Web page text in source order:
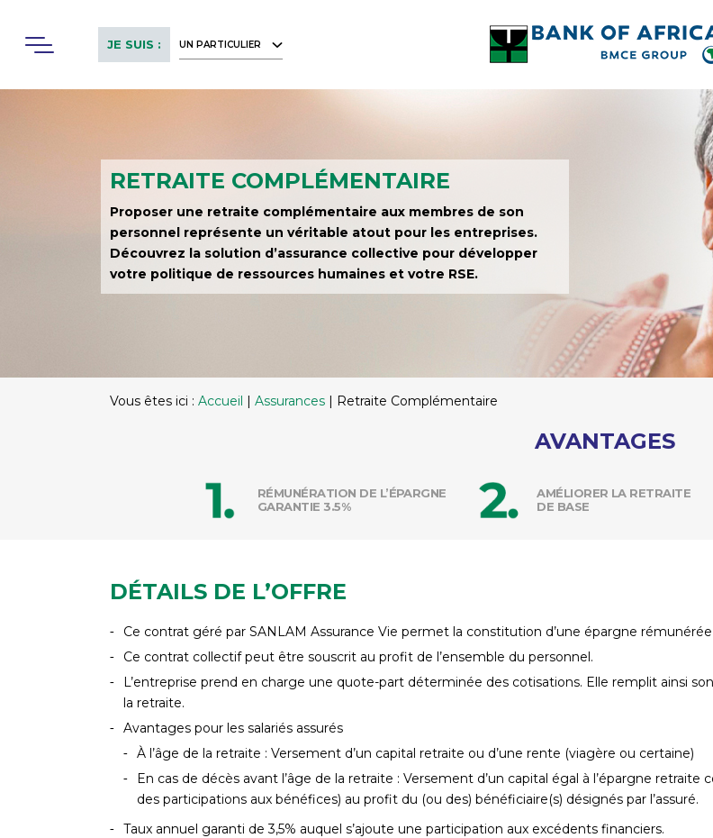
mainMenu JE SUIS : UN PARTICULIER
RETRAITE COMPLÉMENTAIRE
Proposer une retraite complémentaire aux membres de son
personnel représente un véritable atout pour les entreprises.
Découvrez la solution d’assurance collective pour développer
votre politique de ressources humaines et votre RSE.
Vous êtes ici : Accueil |Assurances | Retraite Complémentaire
AVANTAGES
RÉMUNÉRATION DE L’ÉPARGNE
GARANTIE 3.5%
AMÉLIORER LA RETRAITE
DE BASE
DÉTAILS DE L’OFFRE
Ce contrat géré par SANLAM Assurance Vie permet la constitution d’une épargne
Ce contrat collectif peut être souscrit au profit de l’ensemble du personnel.
L’entreprise prend en charge une quote-part déterminée des cotisations. Elle remplit ainsi
la retraite.
Avantages pour les salariés assurés
À l’âge de la retraite : Versement d’un capital retraite ou d’une rente (viagère ou certaine)
En cas de décès avant l’âge de la retraite : Versement d’un capital égal à l’épargne
des participations aux bénéfices) au profit du (ou des) bénéficiaire(s) désignés par l’assuré.
Taux annuel garanti de 3,5% auquel s’ajoute une participation aux excédents financiers.